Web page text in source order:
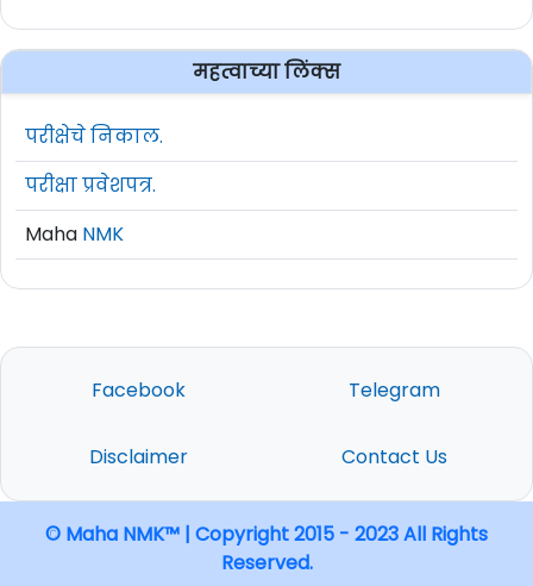
महत्वाच्या लिंक्स
परीक्षेचे निकाल.
परीक्षा प्रवेशपत्र.
Maha NMK
Facebook Telegram
Disclaimer Contact Us
© Maha NMK™ | Copyright 2015 - 2023 All Rights
Reserved.